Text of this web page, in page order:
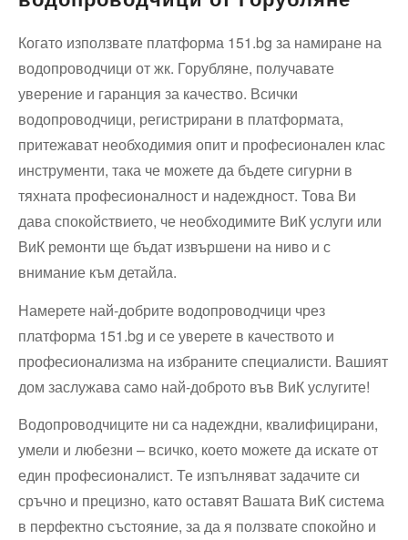
Когато използвате платформа 151.bg за намиране на
водопроводчици от жк. Горубляне, получавате
уверение и гаранция за качество. Всички
водопроводчици, регистрирани в платформата,
притежават необходимия опит и професионален клас
инструменти, така че можете да бъдете сигурни в
тяхната професионалност и надеждност. Това Ви
дава спокойствието, че необходимите ВиК услуги или
ВиК ремонти ще бъдат извършени на ниво и с
внимание към детайла.
Намерете най-добрите водопроводчици чрез
платформа 151.bg и се уверете в качеството и
професионализма на избраните специалисти. Вашият
дом заслужава само най-доброто във ВиК услугите!
Водопроводчиците ни са надеждни, квалифицирани,
умели и любезни – всичко, което можете да искате от
един професионалист. Те изпълняват задачите си
сръчно и прецизно, като оставят Вашата ВиК система
в перфектно състояние, за да я ползвате спокойно и